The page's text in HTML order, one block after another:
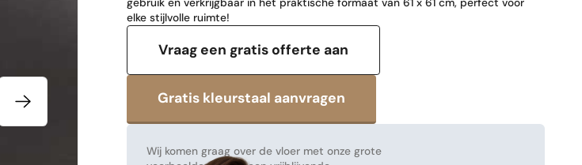
elke stijlvolle ruimte!
Vraag een gratis offerte aan
Wij komen graag over de vloer met onze grote